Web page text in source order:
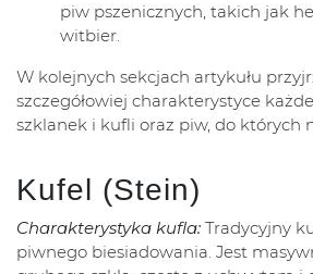
piw pszenicznych, takich jak
witbier.
W kolejnych sekcjach artykułu
szczegółowiej charakterystyce
szklanek i kufli oraz piw, do których
Kufel (Stein)
Charakterystyka kufla: Tradycyjny
piwnego biesiadowania. Jest